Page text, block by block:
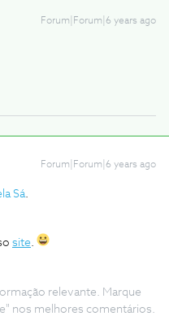
Forum|Forum|6 years ago
Forum|Forum|6 years ago
Sá.
site.
relevante. Marque
nos melhores comentários.